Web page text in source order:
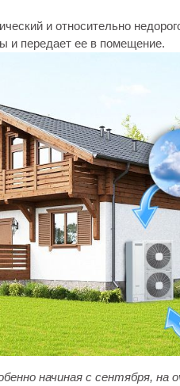
и относительно
и передает ее в помещение.
начиная с сентября, на